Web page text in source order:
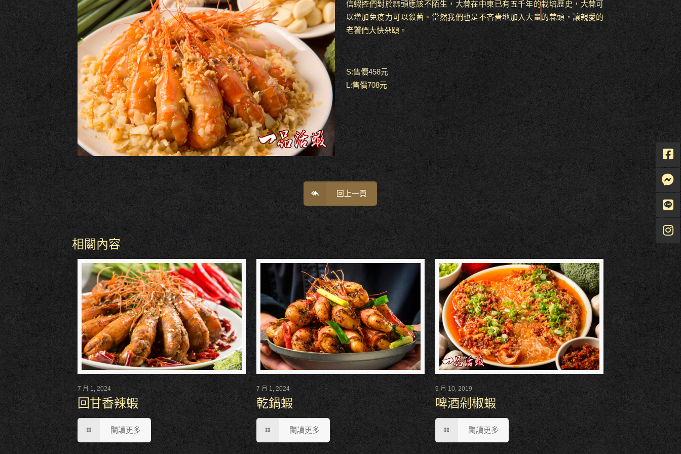
信蝦控們對於蒜頭應該不陌生，大蒜在中東已有五千年的栽培歷史，大蒜可
以增加免疫力可以殺菌。當然我們也是不吝嗇地加入大量的蒜頭，讓親愛的
老饕們大快朵頤。
S:售價458元
L:售價708元
回上一頁
相關內容
7 月 1, 2024
回甘香辣蝦
閱讀更多
7 月 1, 2024
乾鍋蝦
閱讀更多
9 月 10, 2019
啤酒剁椒蝦
閱讀更多